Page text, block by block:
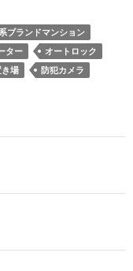
ブランドマンション
ター
オートロック
場
防犯カメラ